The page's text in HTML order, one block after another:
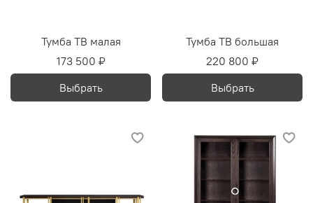
Тумба ТВ малая
173 500 ₽
Выбрать
Тумба ТВ большая
220 800 ₽
Выбрать